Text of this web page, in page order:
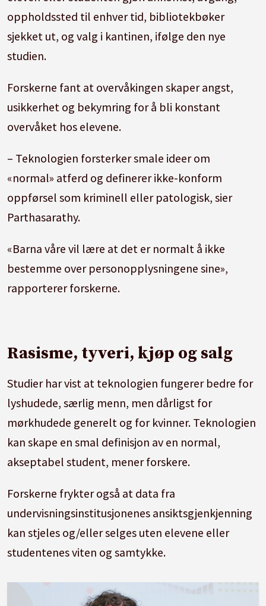
oppholdssted til enhver tid, bibliotekbøker
sjekket ut, og valg i kantinen, ifølge den nye
studien.
Forskerne fant at overvåkingen skaper angst,
usikkerhet og bekymring for å bli konstant
overvåket hos elevene.
– Teknologien forsterker smale ideer om
«normal» atferd og definerer ikke-konform
oppførsel som kriminell eller patologisk, sier
Parthasarathy.
«Barna våre vil lære at det er normalt å ikke
bestemme over personopplysningene sine»,
rapporterer forskerne.
Rasisme, tyveri, kjøp og salg
Studier har vist at teknologien fungerer bedre for
lyshudede, særlig menn, men dårligst for
mørkhudede generelt og for kvinner. Teknologien
kan skape en smal definisjon av en normal,
akseptabel student, mener forskere.
Forskerne frykter også at data fra
undervisningsinstitusjonenes ansiktsgjenkjenning
kan stjeles og/eller selges uten elevene eller
studentenes viten og samtykke.